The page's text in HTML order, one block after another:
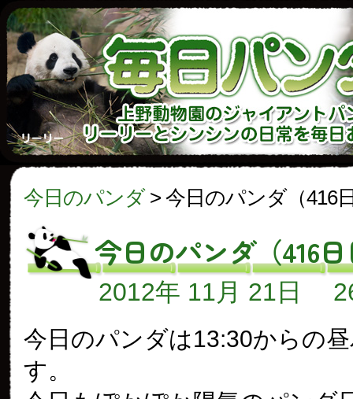
今日のパンダ> 今日のパンダ（416
今日のパンダ（416
2012年 11月 21日
今日のパンダは13:30からの
す。